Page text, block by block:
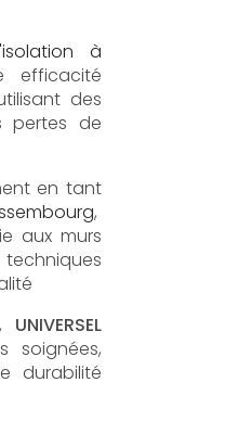
à
efficacité
des
pertes de
en tant
,
aux murs
, UNIVERSEL
soignées,
durabilité